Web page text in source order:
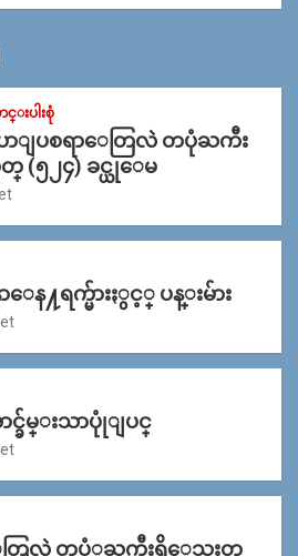
းပါးစုံ
ာျပစရာေတြလဲ တပုံႀကီး
(၅၂၄) ခင္ယုေမ
ေန႔ရက္မ်ားႏွင့္ ပန္းမ်ား
င္ခ်မ္းသာပုုံျပင္
တြလဲ တပံုႀကီးရိွေသးတ